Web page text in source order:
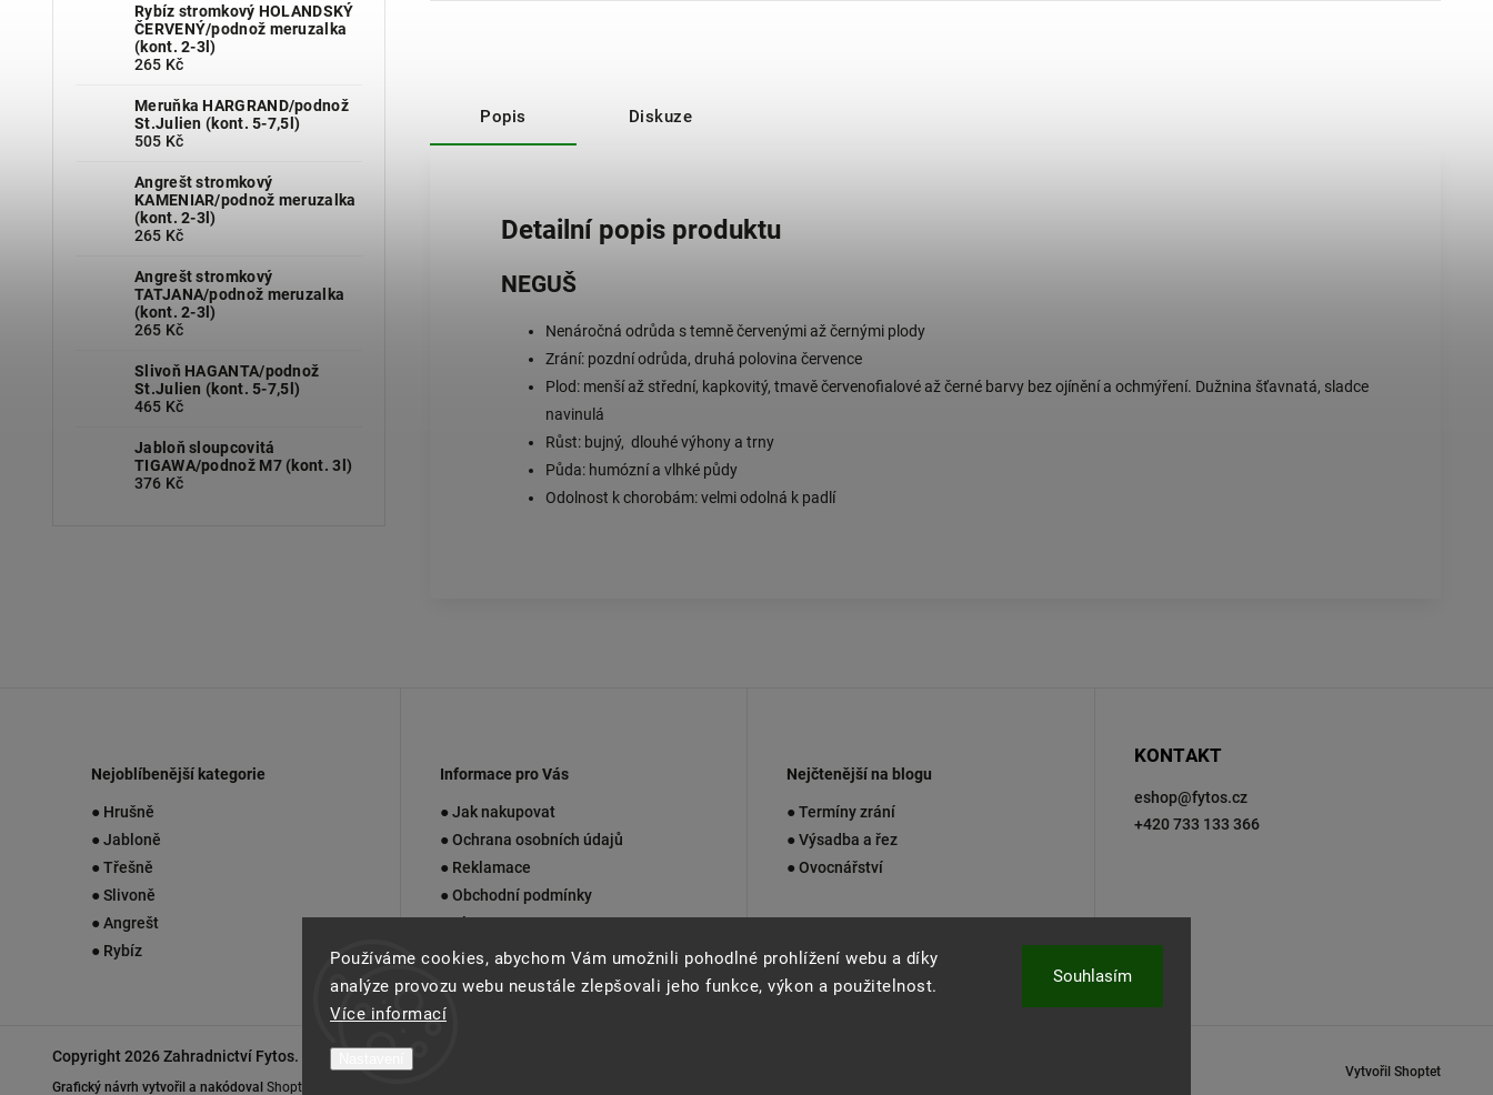
Používáme cookies, abychom Vám umožnili pohodlné prohlížení webu a díky
analýze provozu webu neustále zlepšovali jeho funkce, výkon a použitelnost.
Více informací
Souhlasím
Rybíz stromkový HOLANDSKÝ
ČERVENÝ/podnož meruzalka
(kont. 2-3l)
265 Kč
Meruňka HARGRAND/podnož
St.Julien (kont. 5-7,5l)
505 Kč
Angrešt stromkový
KAMENIAR/podnož meruzalka
(kont. 2-3l)
265 Kč
Angrešt stromkový
TATJANA/podnož meruzalka
(kont. 2-3l)
265 Kč
Slivoň HAGANTA/podnož
St.Julien (kont. 5-7,5l)
465 Kč
Jabloň sloupcovitá
TIGAWA/podnož M7 (kont. 3l)
376 Kč
Popis Diskuze
Detailní popis produktu
NEGUŠ
Nenáročná odrůda s temně červenými až černými plody
Zrání: pozdní odrůda, druhá polovina července
Plod: menší až střední, kapkovitý, tmavě červenofialové až černé barvy bez ojínění a ochmýření. Dužnina šťavnatá, sladce
navinulá
Růst: bujný, dlouhé výhony a trny
Půda: humózní a vlhké půdy
Odolnost k chorobám: velmi odolná k padlí
Nejoblíbenější kategorie
● Hrušně
● Jabloně
● Třešně
● Slivoně
● Angrešt
● Rybíz
Informace pro Vás
● Jak nakupovat
● Ochrana osobních údajů
● Reklamace
● Obchodní podmínky
● Blog
● Kontakty
Nejčtenější na blogu
● Termíny zrání
● Výsadba a řez
● Ovocnářství
KONTAKT
eshop@fytos.cz
+420 733 133 366
Vytvořil Shoptet
Copyright 2026Zahradnictví Fytos. Všechna práva vyhrazena.
Grafický návrh vytvořil a nakódoval Shoptak.cz